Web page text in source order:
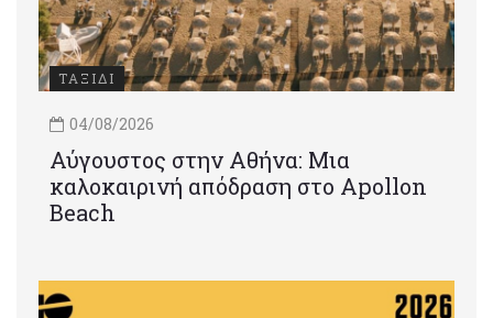
ΤΑΞΙΔΙ
04/08/2026
Αύγουστος στην Αθήνα: Μια
καλοκαιρινή απόδραση στο Apollon
Beach